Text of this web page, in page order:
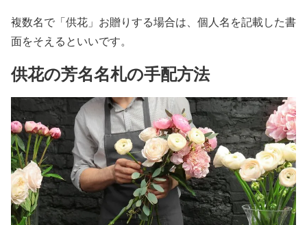
複数名で「供花」お贈りする場合は、個人名を記載した書
面をそえるといいです。
供花の芳名名札の手配方法